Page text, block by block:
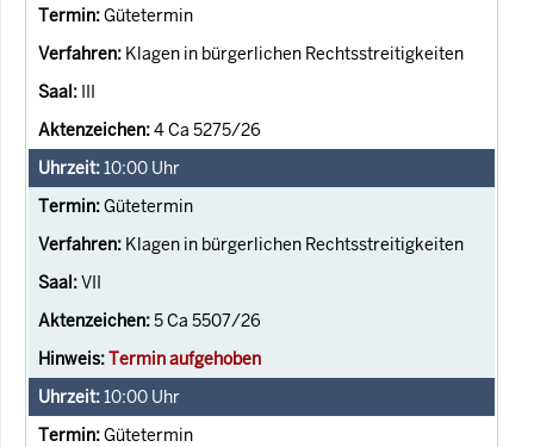
Gütetermin
Klagen in bürgerlichen Rechtsstreitigkeiten
III
4 Ca 5275/26
10:00 Uhr
Gütetermin
Klagen in bürgerlichen Rechtsstreitigkeiten
VII
5 Ca 5507/26
Termin aufgehoben
10:00 Uhr
Gütetermin